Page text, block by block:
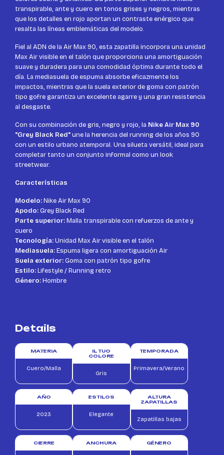
transpirable, ante y cuero en tonos grises y negros, mientras
que los detalles en rojo aportan un contraste enérgico que
resalta las líneas emblemáticas del modelo.
Fiel al ADN de la Air Max 90, esta zapatilla incorpora una unidad
Max Air visible en el talón que proporciona una amortiguación
suave y duradera para una comodidad óptima durante todo el
día. La mediasuela de espuma absorbe eficazmente los
impactos, mientras que la suela exterior de goma con patrón
tipo gofre garantiza un excelente agarre y una gran resistencia
al desgaste.
Con su combinación de gris, negro y rojo, la Nike Air Max 90
"Grey Black Red"une la herencia del running de los años 90
con un estilo urbano atemporal. Una silueta versátil, ideal para
completar tanto un conjunto informal como un look
streetwear.
Características
Modelo:Nike Air Max 90
Apodo:Grey Black Red
Parte superior:Malla transpirable con refuerzos de ante y
cuero
Tecnología:Unidad Max Air visible en el talón
Mediasuela:Espuma ligera con amortiguación Air
Suela exterior:Goma con patrón tipo gofre
Estilo:Lifestyle / Running retro
Género:Hombre
Details
MATERIA
Cuero/Malla
IL TUO
COLORE
Gris
TEMPORADA
Primavera/Verano
AÑO
2023
ESTILOS
Elegante
ALTURA
ZAPATILLAS
Zapatillas bajas
CIERRE ANCHURA GÉNERO